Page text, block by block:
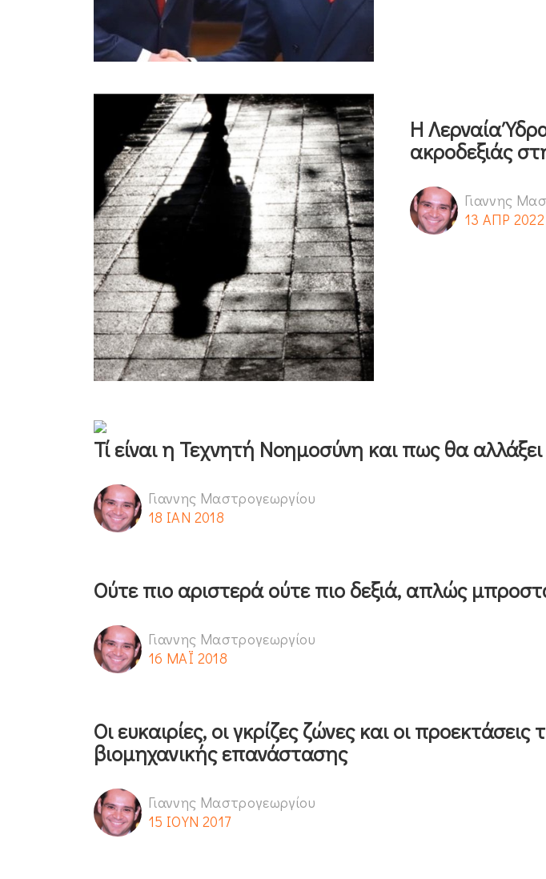
Η Λερναία
ακροδεξιάς
Γιαννης
13 ΑΠΡ 2022
Τί είναι η Τεχνητή Νοημοσύνη και πως θα
Γιαννης Μαστρογεωργίου
18 ΙΑΝ 2018
Ούτε πιο αριστερά ούτε πιο δεξιά, απλώς
Γιαννης Μαστρογεωργίου
16 ΜΑΪ 2018
Οι ευκαιρίες, οι γκρίζες ζώνες και οι προεκτάσεις
βιομηχανικής επανάστασης
Γιαννης Μαστρογεωργίου
15 ΙΟΥΝ 2017